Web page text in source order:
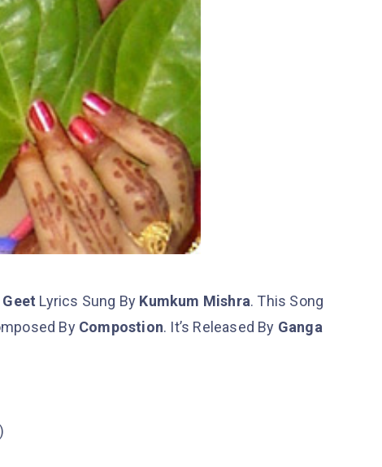
Lyrics Sung By Kumkum Mishra. This Song
By Compostion. It’s Released By Ganga